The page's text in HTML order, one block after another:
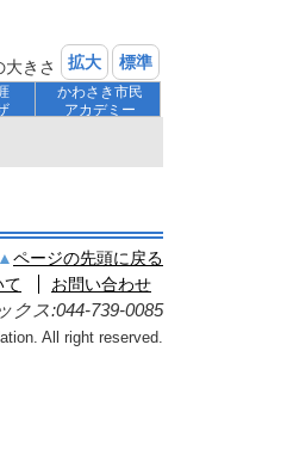
大きさ 拡大 標準
かわさき市民
アカデミー
ページの先頭に戻る
て お問い合わせ
クス:044-739-0085
All right reserved.